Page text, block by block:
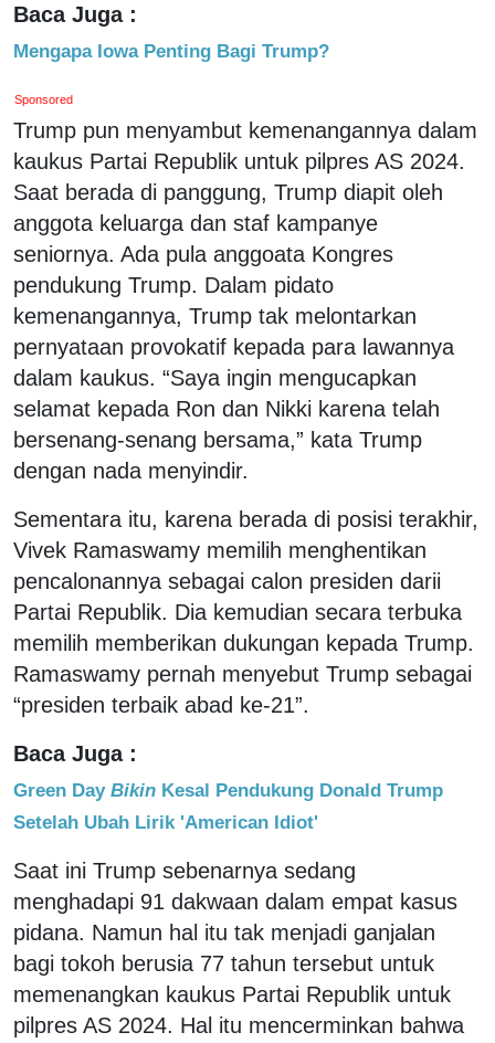
Baca Juga :
Mengapa Iowa Penting Bagi Trump?
Sponsored
Trump pun menyambut kemenangannya dalam
kaukus Partai Republik untuk pilpres AS 2024.
Saat berada di panggung, Trump diapit oleh
anggota keluarga dan staf kampanye
seniornya. Ada pula anggoata Kongres
pendukung Trump. Dalam pidato
kemenangannya, Trump tak melontarkan
pernyataan provokatif kepada para lawannya
dalam kaukus. “Saya ingin mengucapkan
selamat kepada Ron dan Nikki karena telah
bersenang-senang bersama,” kata Trump
dengan nada menyindir.
Sementara itu, karena berada di posisi terakhir,
Vivek Ramaswamy memilih menghentikan
pencalonannya sebagai calon presiden darii
Partai Republik. Dia kemudian secara terbuka
memilih memberikan dukungan kepada Trump.
Ramaswamy pernah menyebut Trump sebagai
“presiden terbaik abad ke-21”.
Baca Juga :
Green Day Bikin Kesal Pendukung Donald Trump
Setelah Ubah Lirik 'American Idiot'
Saat ini Trump sebenarnya sedang
menghadapi 91 dakwaan dalam empat kasus
pidana. Namun hal itu tak menjadi ganjalan
bagi tokoh berusia 77 tahun tersebut untuk
memenangkan kaukus Partai Republik untuk
pilpres AS 2024. Hal itu mencerminkan bahwa